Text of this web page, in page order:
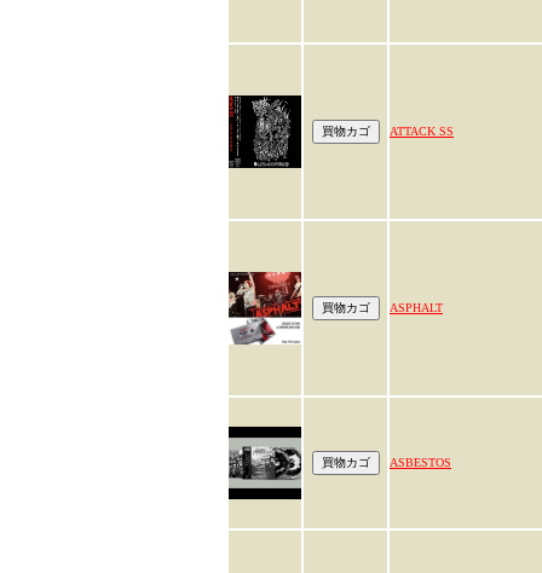
ATTACK SS
ASPHALT
ASBESTOS